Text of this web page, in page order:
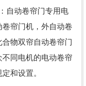
自动卷帘门专用电
帘门机，外自动卷
物双帘自动卷帘门
同电机的电动卷帘
和设置。